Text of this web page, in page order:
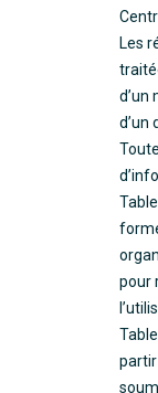
Les
d’un
d’un
pour